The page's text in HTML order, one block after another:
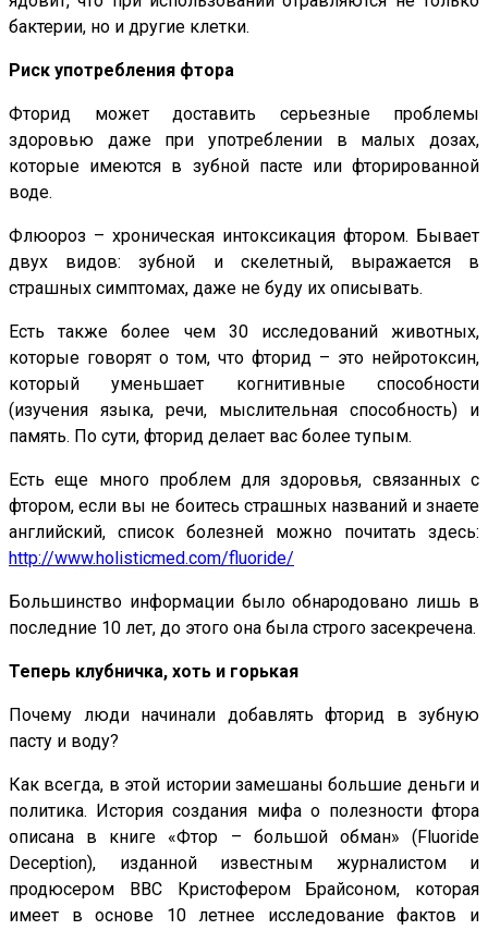
бактерии, но и другие клетки.
Риск употребления фтора
Фторид может доставить серьезные проблемы
здоровью даже при употреблении в малых дозах,
которые имеются в зубной пасте или фторированной
воде.
Флюороз – хроническая интоксикация фтором. Бывает
двух видов: зубной и скелетный, выражается в
страшных симптомах, даже не буду их описывать.
Есть также более чем 30 исследований животных,
которые говорят о том, что фторид – это нейротоксин,
который уменьшает когнитивные способности
(изучения языка, речи, мыслительная способность) и
память. По сути, фторид делает вас более тупым.
Есть еще много проблем для здоровья, связанных с
фтором, если вы не боитесь страшных названий и знаете
английский, список болезней можно почитать здесь:
http://www.holisticmed.com/fluoride/
Большинство информации было обнародовано лишь в
последние 10 лет, до этого она была строго засекречена.
Теперь клубничка, хоть и горькая
Почему люди начинали добавлять фторид в зубную
пасту и воду?
Как всегда, в этой истории замешаны большие деньги и
политика. История создания мифа о полезности фтора
описана в книге «Фтор – большой обман» (Fluoride
Deception), изданной известным журналистом и
продюсером BBC Кристофером Брайсоном, которая
имеет в основе 10 летнее исследование фактов и